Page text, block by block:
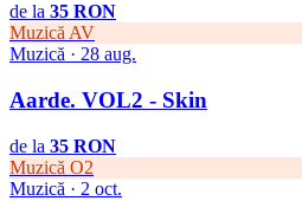
de la 35 RON
Muzică AV
Muzică · 28 aug.
Aarde. VOL2 - Skin
de la 35 RON
Muzică O2
Muzică · 2 oct.